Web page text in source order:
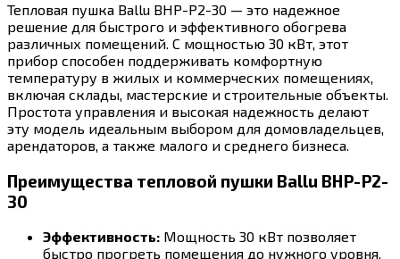
Тепловая пушка Ballu BHP-P2-30 — это надежное
решение для быстрого и эффективного обогрева
различных помещений. С мощностью 30 кВт, этот
прибор способен поддерживать комфортную
температуру в жилых и коммерческих помещениях,
включая склады, мастерские и строительные объекты.
Простота управления и высокая надежность делают
эту модель идеальным выбором для домовладельцев,
арендаторов, а также малого и среднего бизнеса.
Преимущества тепловой пушки Ballu BHP-P2-
30
Эффективность: Мощность 30 кВт позволяет
быстро прогреть помещения до нужного уровня.